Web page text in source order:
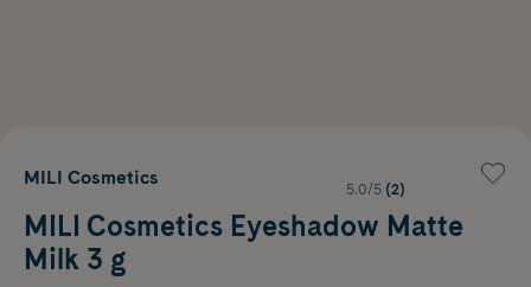
MILI Cosmetics
5.0/5 (2)
MILI Cosmetics Eyeshadow Matte
Milk 3 g